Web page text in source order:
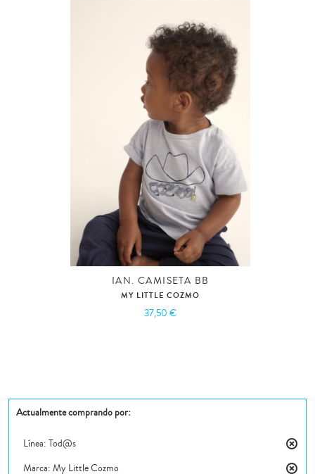
IAN. CAMISETA BB
MY LITTLE COZMO
37,50 €
Actualmente comprando por:
este
Línea: Tod@s
Marca: My Little Cozmo